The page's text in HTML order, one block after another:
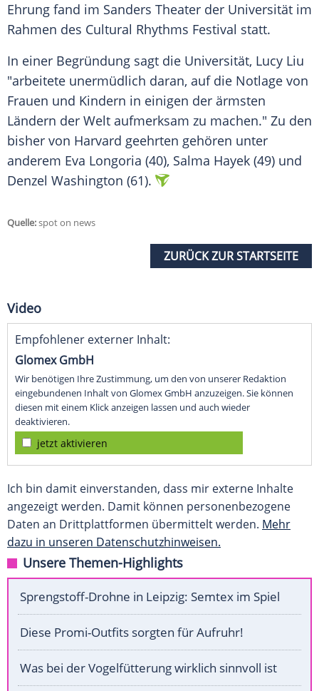
Ehrung fand im Sanders Theater der Universität im
Rahmen des Cultural Rhythms Festival statt.
In einer Begründung sagt die Universität, Lucy Liu
"arbeitete unermüdlich daran, auf die Notlage von
Frauen und Kindern in einigen der ärmsten
Ländern der Welt aufmerksam zu machen." Zu den
bisher von Harvard geehrten gehören unter
anderem Eva Longoria (40), Salma Hayek (49) und
Denzel Washington (61).
Quelle:spot on news
ZURÜCK ZUR STARTSEITE
Video
Empfohlener externer Inhalt:
Glomex GmbH
Wir benötigen Ihre Zustimmung, um den von unserer Redaktion
eingebundenen Inhalt von Glomex GmbH anzuzeigen. Sie können
diesen mit einem Klick anzeigen lassen und auch wieder
deaktivieren.
jetzt aktivieren
Ich bin damit einverstanden, dass mir externe Inhalte
angezeigt werden. Damit können personenbezogene
Daten an Drittplattformen übermittelt werden. Mehr
dazu in unseren Datenschutzhinweisen.
Unsere Themen-Highlights
Sprengstoff-Drohne in Leipzig: Semtex im Spiel
Diese Promi-Outfits sorgten für Aufruhr!
Was bei der Vogelfütterung wirklich sinnvoll ist